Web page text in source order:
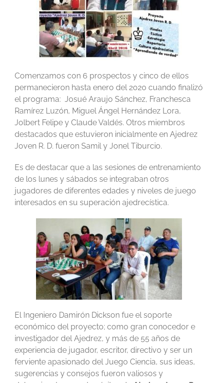
Comenzamos con 6 prospectos y cinco de ellos
permanecieron hasta enero del 2020 cuando finalizó
el programa: Josué Araujo Sánchez, Franchesca
Ramírez Luzón, Miguel Ángel Hernández Lora,
Jolbert Felipe y Claude Valdés. Otros miembros
destacados que estuvieron inicialmente en Ajedrez
Joven R. D. fueron Samil y Jonel Tiburcio.
Es de destacar que a las sesiones de entrenamiento
de los lunes y sábados se integraban otros
jugadores de diferentes edades y niveles de juego
interesados en su superación ajedrecística.
El Ingeniero Damirón Dickson fue el soporte
económico del proyecto; como gran conocedor e
investigador del Ajedrez, y más de 55 años de
experiencia de jugador, escritor, directivo y ser un
ferviente apasionado del Juego Ciencia, sus ideas,
sugerencias y consejos fueron valiosos y